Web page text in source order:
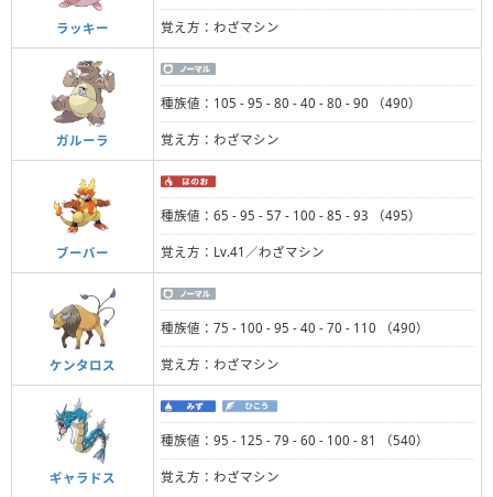
ラッキー 覚え方：わざマシン
ガルーラ
種族値：105 - 95 - 80 - 40 - 80 - 90 （490）
覚え方：わざマシン
ブーバー
種族値：65 - 95 - 57 - 100 - 85 - 93 （495）
覚え方：Lv.41／わざマシン
ケンタロス
種族値：75 - 100 - 95 - 40 - 70 - 110 （490）
覚え方：わざマシン
ギャラドス
種族値：95 - 125 - 79 - 60 - 100 - 81 （540）
覚え方：わざマシン